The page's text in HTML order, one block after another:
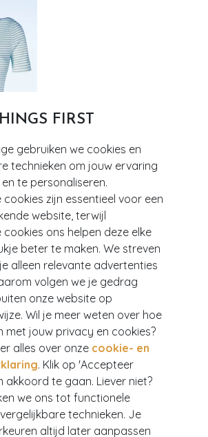
FIRST
gebruiken we cookies en
technieken om jouw ervaring
te personaliseren.
cookies zijn essentieel voor een
website, terwijl
ons helpen deze elke
beter te maken. We streven
alleen relevante advertenties
volgen we je gedrag
onze website op
Wil je meer weten over hoe
met jouw privacy en cookies?
alles over onze cookie- en
. Klik op 'Accepteer
akkoord te gaan. Liever niet?
we ons tot functionele
technieken. Je
altijd later aanpassen
Sweet Candy Jersey Top in blauw
848
PRODUCTEN